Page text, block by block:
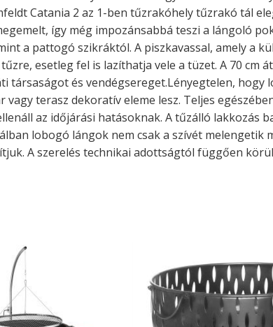
Catania 2 az 1-ben tűzrakóhely tűzrakó tál
így még impozánsabbá teszi a lángoló
a pattogó szikráktól. A piszkavassal, amely a
esetleg fel is lazíthatja vele a tüzet. A 70 cm
társaságot és vendégsereget.Lényegtelen,
terasz dekoratív eleme lesz. Teljes
az időjárási hatásoknak. A tűzálló lakkozás
lobogó lángok nem csak a szívét melengetik
A szerelés technikai adottságtól függően